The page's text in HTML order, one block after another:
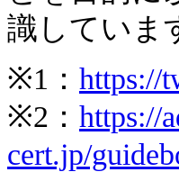
識していま
※1： https://
※2： https://
cert.jp/